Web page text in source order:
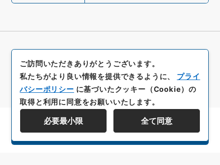
資料群階層を表示する
ご訪問いただきありがとうございます。
私たちがより良い情報を提供できるように、 プライ
バシーポリシー に基づいたクッキー（Cookie）の
取得と利用に同意をお願いいたします。
必要最小限 全て同意